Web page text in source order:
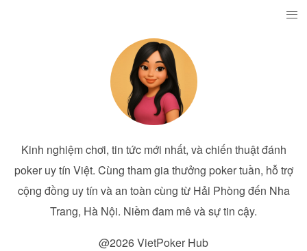
Kinh nghiệm chơi, tin tức mới nhất, và chiến thuật đánh
poker uy tín Việt. Cùng tham gia thưởng poker tuần, hỗ trợ
cộng đồng uy tín và an toàn cùng từ Hải Phòng đến Nha
Trang, Hà Nội. Niềm đam mê và sự tin cậy.
@2026 VietPoker Hub